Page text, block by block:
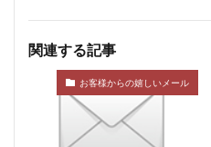
関連する記事
お客様からの嬉しいメール